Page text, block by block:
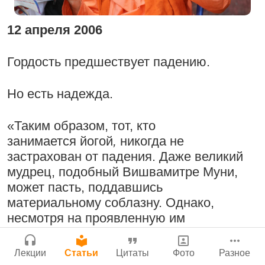
Бог, наука и атеизм, часть 2: Хвала
слушателям!
Атланта, Джорджия, США
исполняя его бхаджаны
1:14:02 |12 сентября
2008|Бойсе, Айдахо, США
Радхарани — глава департамента
служений
1:05:35 7 сентября 2008|
12 апреля 2006
Гордость предшествует падению.
Но есть надежда.
«Таким образом, тот, кто
занимается йогой, никогда не
застрахован от падения. Даже великий
мудрец, подобный Вишвамитре Муни,
может пасть, поддавшись
материальному соблазну. Однако,
несмотря на проявленную им
слабость, муни нашёл в себе силы
возобновить занятия йогой
,и мы в
Чайтанье
24 июля 2026
Подрыватели доверия к себе
22 июля 2026
Джанмаштами в Тбилиси 2025
Сайт
Войти|Регистрация
Лекции Статьи Цитаты Фото Разное